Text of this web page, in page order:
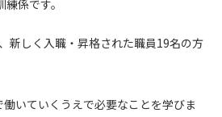
係です。
新しく入職・昇格された職員19名の方
いていくうえで必要なことを学びま